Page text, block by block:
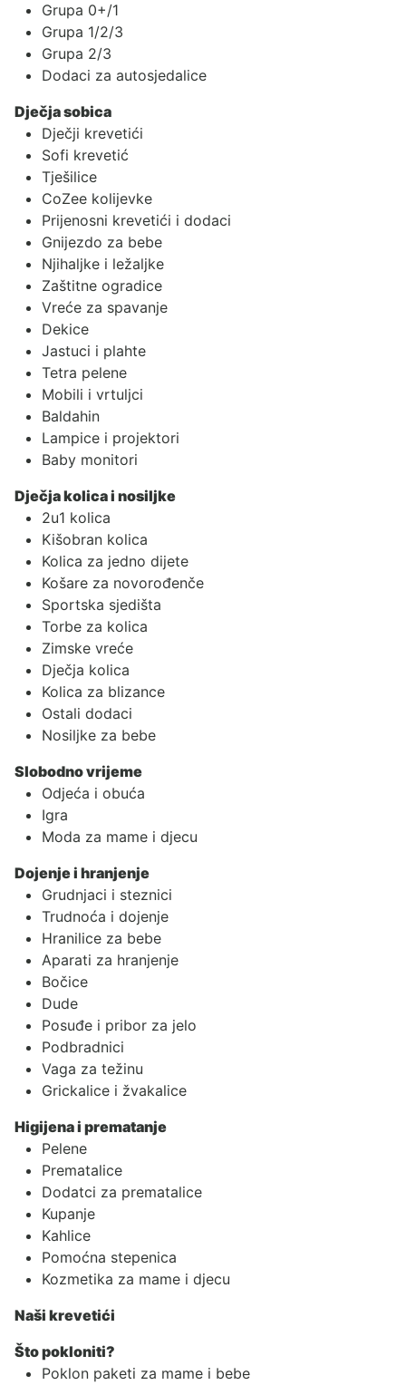
Grupa 0+/1
Grupa 1/2/3
Grupa 2/3
Dodaci za autosjedalice
Dječja sobica
Dječji krevetići
Sofi krevetić
Tješilice
CoZee kolijevke
Prijenosni krevetići i dodaci
Gnijezdo za bebe
Njihaljke i ležaljke
Zaštitne ogradice
Vreće za spavanje
Dekice
Jastuci i plahte
Tetra pelene
Mobili i vrtuljci
Baldahin
Lampice i projektori
Baby monitori
Dječja kolica i nosiljke
2u1 kolica
Kišobran kolica
Kolica za jedno dijete
Košare za novorođenče
Sportska sjedišta
Torbe za kolica
Zimske vreće
Dječja kolica
Kolica za blizance
Ostali dodaci
Nosiljke za bebe
Slobodno vrijeme
Odjeća i obuća
Igra
Moda za mame i djecu
Dojenje i hranjenje
Grudnjaci i steznici
Trudnoća i dojenje
Hranilice za bebe
Aparati za hranjenje
Bočice
Dude
Posuđe i pribor za jelo
Podbradnici
Vaga za težinu
Grickalice i žvakalice
Higijena i prematanje
Pelene
Prematalice
Dodatci za prematalice
Kupanje
Kahlice
Pomoćna stepenica
Kozmetika za mame i djecu
Naši krevetići
Što pokloniti?
Poklon paketi za mame i bebe